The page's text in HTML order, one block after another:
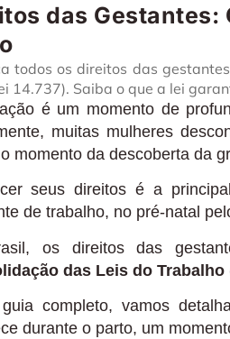
das Gestantes:
todos os direitos das
14.737). Saiba o que a lei
é um momento de
muitas mulheres
momento da descoberta da
seus direitos é a
de trabalho, no pré-natal
os direitos das
das Leis do Trabalho
guia completo, vamos
durante o parto, um